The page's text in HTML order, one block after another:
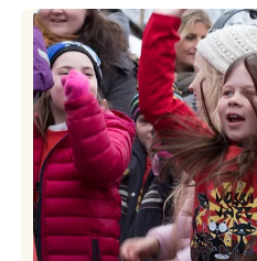
2026
–
Ingunn van